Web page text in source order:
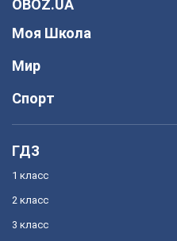
OBOZ.UA
Моя Школа
Мир
Спорт
ГДЗ
1 класс
2 класс
3 класс